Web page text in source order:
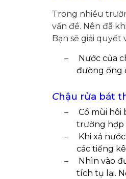
Trong nhiều
vấn đề. Nên đã
Bạn sẽ giải quyết
–
Nước của
đường ống
Chậu rửa bát
–
Có mùi hôi
trường hợp
–
Khi xả
các tiếng
–
Nhìn vào
tích tụ lại.